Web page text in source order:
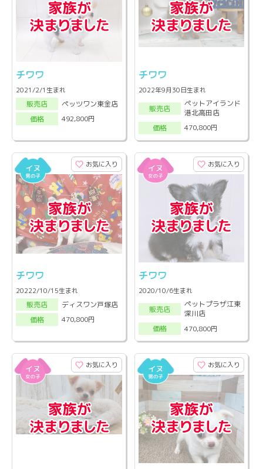
チワワ
2021/2/1生まれ
販売店
ペッツワン東金店
価格
492,800円
チワワ
2022年9月30日生まれ
販売店
ペットアイランド
港北高田店
価格
470,800円
お気に入り
チワワ
20222/10/15生まれ
販売店
ディスワン戸塚店
価格
470,800円
お気に入り
チワワ
2020/10/6生まれ
販売店
ペットプラザ江東
深川店
価格
470,800円
お気に入り お気に入り